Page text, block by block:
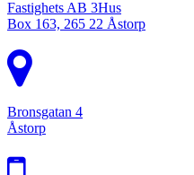
Fastighets AB 3Hus
Box 163, 265 22 Åstorp
Bronsgatan 4
Åstorp